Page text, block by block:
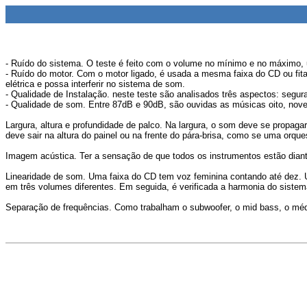
- Ruído do sistema. O teste é feito com o volume no mínimo e no
- Ruído do motor. Com o motor ligado, é usada a mesma faixa do CD ou
elétrica e possa interferir no sistema de som.
- Qualidade de Instalação. neste teste são analisados três aspectos:
- Qualidade de som. Entre 87dB e 90dB, são ouvidas as músicas oito,
Largura, altura e profundidade de palco. Na largura, o som deve se
deve sair na altura do painel ou na frente do pára-brisa, como se uma
Imagem acústica. Ter a sensação de que todos os instrumentos estão
Linearidade de som. Uma faixa do CD tem voz feminina contando até
em três volumes diferentes. Em seguida, é verificada a harmonia do
Separação de frequências. Como trabalham o subwoofer, o mid bass, o